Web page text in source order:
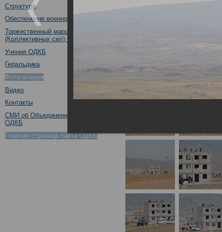
Структура
Обеспечение военной безопасности
Торжественный марш Войск
(Коллективных сил) ОДКБ
Учения ОДКБ
Геральдика
Фотогалерея
Видео
Контакты
СМИ об Объединенном штабе
ОДКБ
Главная страница сайта ОДКБ